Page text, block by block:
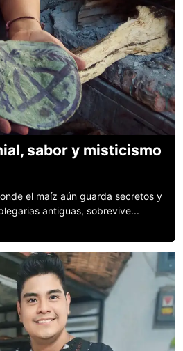
sabor y misticismo
el maíz aún guarda secretos y
antiguas, sobrevive...